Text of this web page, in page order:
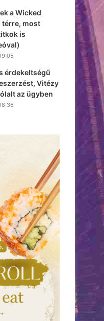
a Wicked
térre, most
is
érdekeltségű
Vitézy
az ügyben